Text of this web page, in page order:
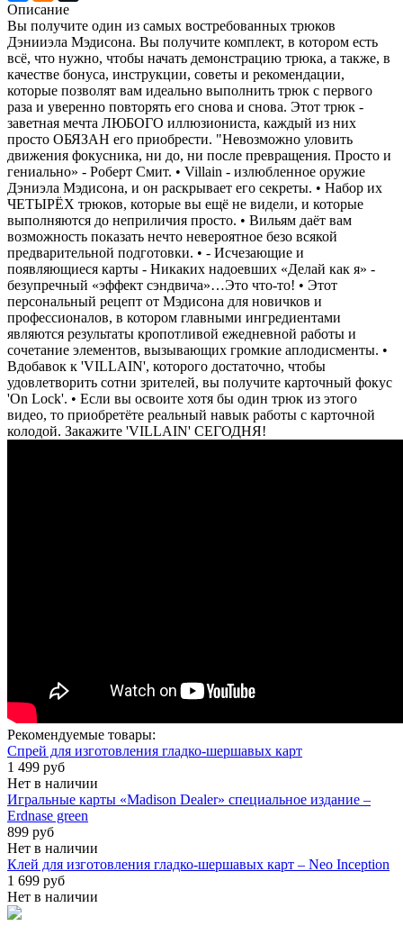
Описание
Вы получите один из самых востребованных трюков
Дэнииэла Мэдисона. Вы получите комплект, в котором есть
всё, что нужно, чтобы начать демонстрацию трюка, а также, в
качестве бонуса, инструкции, советы и рекомендации,
которые позволят вам идеально выполнить трюк с первого
раза и уверенно повторять его снова и снова. Этот трюк -
заветная мечта ЛЮБОГО иллюзиониста, каждый из них
просто ОБЯЗАН его приобрести. "Невозможно уловить
движения фокусника, ни до, ни после превращения. Просто и
гениально» - Роберт Смит. • Villain - излюбленное оружие
Дэниэла Мэдисона, и он раскрывает его секреты. • Набор их
ЧЕТЫРЁХ трюков, которые вы ещё не видели, и которые
выполняются до неприличия просто. • Вильям даёт вам
возможность показать нечто невероятное безо всякой
предварительной подготовки. • - Исчезающие и
появляющиеся карты - Никаких надоевших «Делай как я» -
безупречный «эффект сэндвича»…Это что-то! • Этот
персональный рецепт от Мэдисона для новичков и
профессионалов, в котором главными ингредиентами
являются результаты кропотливой ежедневной работы и
сочетание элементов, вызывающих громкие аплодисменты. •
Вдобавок к 'VILLAIN', которого достаточно, чтобы
удовлетворить сотни зрителей, вы получите карточный фокус
'On Lock'. • Если вы освоите хотя бы один трюк из этого
видео, то приобретёте реальный навык работы с карточной
колодой. Закажите 'VILLAIN' СЕГОДНЯ!
Рекомендуемые товары:
Спрей для изготовления гладко-шершавых карт
1 499 руб
Нет в наличии
Игральные карты «Madison Dealer» специальное издание –
Erdnase green
899 руб
Нет в наличии
Клей для изготовления гладко-шершавых карт – Neo Inception
1 699 руб
Нет в наличии